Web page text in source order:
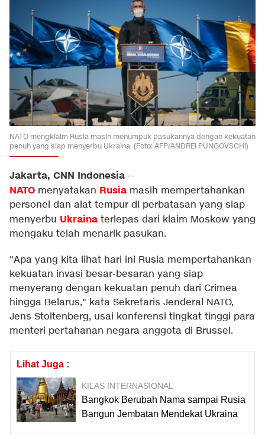
NATO mengklaim Rusia masih menumpuk pasukannya dengan kekuatan
penuh yang siap menyerbu Ukraina. (Foto: AFP/ANDREI PUNGOVSCHI)
Jakarta, CNN Indonesia --
NATO menyatakan Rusia masih mempertahankan
personel dan alat tempur di perbatasan yang siap
menyerbu Ukraina terlepas dari klaim Moskow yang
mengaku telah menarik pasukan.
"Apa yang kita lihat hari ini Rusia mempertahankan
kekuatan invasi besar-besaran yang siap
menyerang dengan kekuatan penuh dari Crimea
hingga Belarus," kata Sekretaris Jenderal NATO,
Jens Stoltenberg, usai konferensi tingkat tinggi para
menteri pertahanan negara anggota di Brussel.
Lihat Juga :
KILAS INTERNASIONAL
Bangkok Berubah Nama sampai Rusia
Bangun Jembatan Mendekat Ukraina